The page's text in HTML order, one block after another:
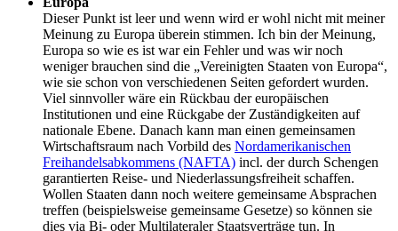
Dieser Punkt ist leer und wenn wird er wohl nicht mit meiner
Meinung zu Europa überein stimmen. Ich bin der Meinung,
Europa so wie es ist war ein Fehler und was wir noch
weniger brauchen sind die „Vereinigten Staaten von Europa“,
wie sie schon von verschiedenen Seiten gefordert wurden.
Viel sinnvoller wäre ein Rückbau der europäischen
Institutionen und eine Rückgabe der Zuständigkeiten auf
nationale Ebene. Danach kann man einen gemeinsamen
Wirtschaftsraum nach Vorbild des Nordamerikanischen
Freihandelsabkommens (NAFTA) incl. der durch Schengen
garantierten Reise- und Niederlassungsfreiheit schaffen.
Wollen Staaten dann noch weitere gemeinsame Absprachen
treffen (beispielsweise gemeinsame Gesetze) so können sie
dies via Bi- oder Multilateraler Staatsverträge tun. In